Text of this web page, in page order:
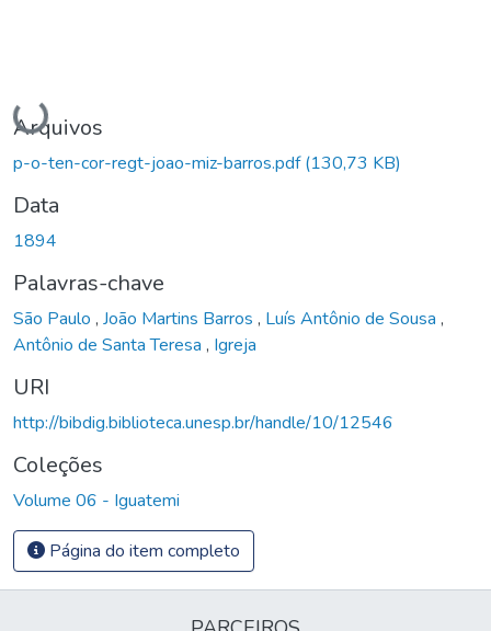
Carregando...
Arquivos
p-o-ten-cor-regt-joao-miz-barros.pdf(130,73 KB)
Data
1894
Palavras-chave
São Paulo , João Martins Barros , Luís Antônio de Sousa ,
Antônio de Santa Teresa , Igreja
URI
http://bibdig.biblioteca.unesp.br/handle/10/12546
Coleções
Volume 06 - Iguatemi
Página do item completo